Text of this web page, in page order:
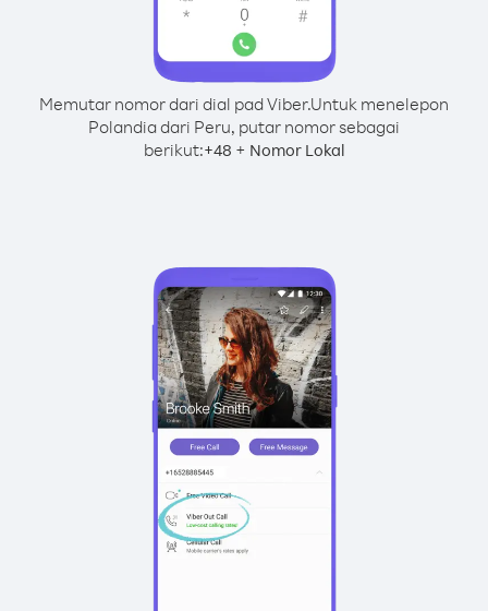
Memutar nomor dari dial pad Viber.Untuk menelepon
Polandia dari Peru, putar nomor sebagai
berikut:+48 + Nomor Lokal